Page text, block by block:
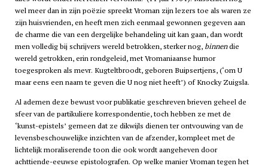
wel meer dan in zijn poëzie spreekt Vroman zijn lezers toe als waren ze
zijn huisvrienden, en heeft men zich eenmaal gewonnen gegeven aan
de charme die van een dergelijke behandeling uit kan gaan, dan wordt
men volledig bij schrijvers wereld betrokken, sterker nog, binnendie
wereld getrokken, erin rondgeleid, met Vromaniaanse humor
toegesproken als mevr. Kugteltbroodt, geboren Buipsertjens, (‘om U
maar eens een naam te geven die U nog niet heeft’) of Knocky Zuigsla.
Al ademen deze bewust voor publikatie geschreven brieven geheel de
sfeer van de partikuliere korrespondentie, toch hebben ze met de
‘kunst-epistels’ gemeen dat ze dikwijls dienen ter ontvouwing van de
levensbeschouwelijke inzichten van de afzender, kompleet met de
lichtelijk moraliserende toon die ook wordt aangeheven door
achttiende-eeuwse epistolografen. Op welke manier Vroman tegen het